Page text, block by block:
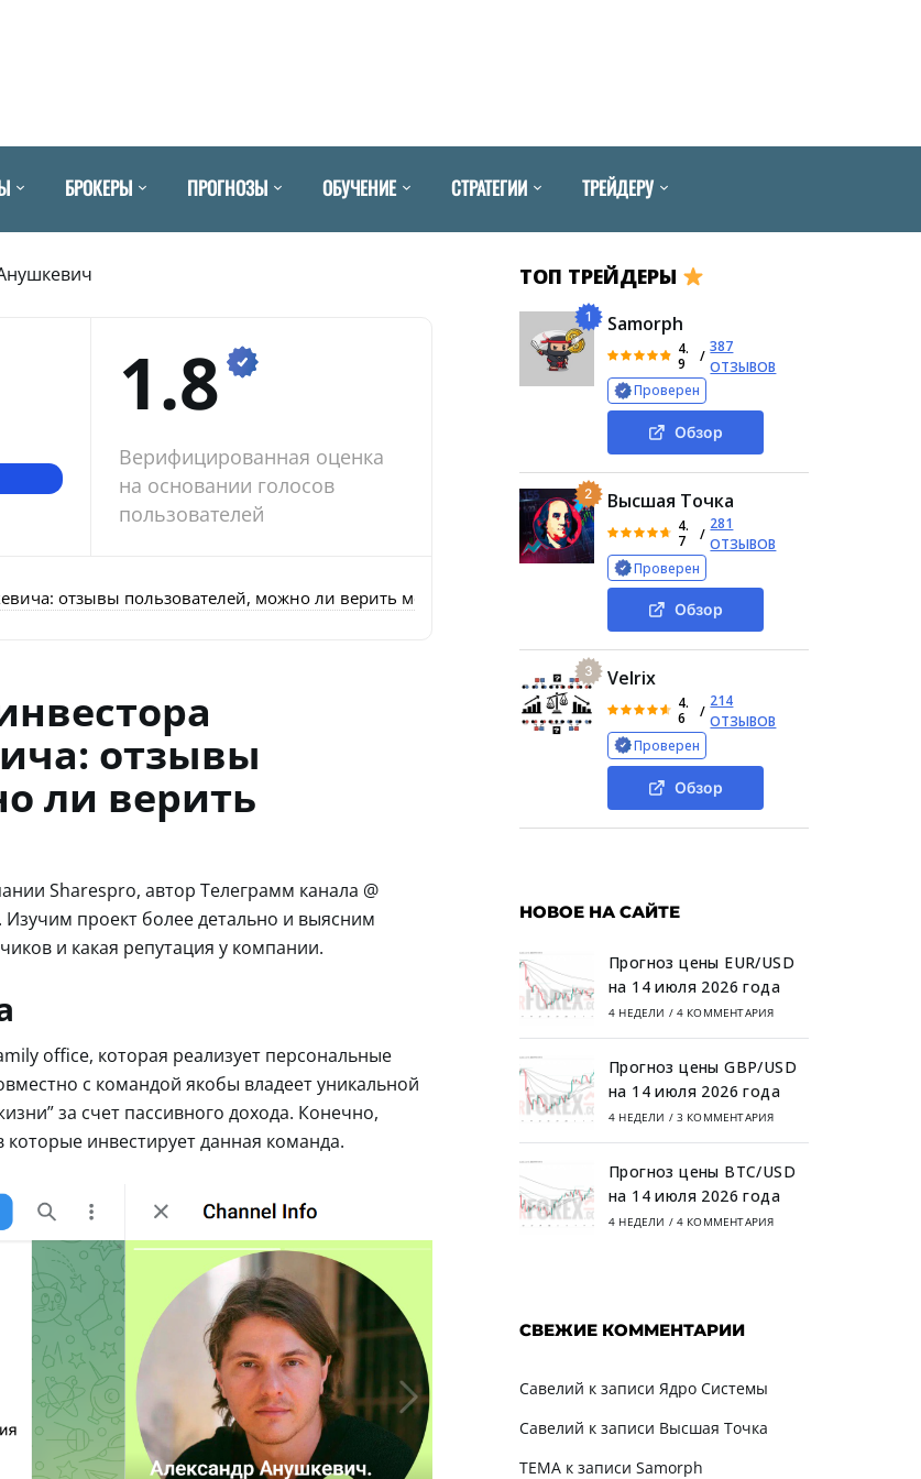
БРОКЕРЫ ПРОГНОЗЫ ОБУЧЕНИЕ СТРАТЕГИИ ТРЕЙДЕРУ
1.8
Верифицированная оценка
на основании голосов
пользователей
отзывы пользователей, можно ли верить ментору Детали работы инвестора Отзывы об
отзывы
ли верить
Sharespro, автор Телеграмм канала @
проект более детально и выясним
и какая репутация у компании.
office, которая реализует персональные
с командой якобы владеет уникальной
за счет пассивного дохода. Конечно,
инвестирует данная команда.
ТОП ТРЕЙДЕРЫ
1 Samorph
4.
9
/
387
ОТЗЫВОВ
Проверен
Обзор
2 Высшая Точка
4.
7
/
281
ОТЗЫВОВ
Проверен
Обзор
3 Velrix
4.
6
/
214
ОТЗЫВОВ
Проверен
Обзор
НОВОЕ НА САЙТЕ
Прогноз цены EUR/USD
на 14 июля 2026 года
4 НЕДЕЛИ / 4 КОММЕНТАРИЯ
Прогноз цены GBP/USD
на 14 июля 2026 года
4 НЕДЕЛИ / 3 КОММЕНТАРИЯ
Прогноз цены BTC/USD
на 14 июля 2026 года
4 НЕДЕЛИ / 4 КОММЕНТАРИЯ
СВЕЖИЕ КОММЕНТАРИИ
Савелий к записи Ядро Системы
Савелий к записи Высшая Точка
TEMAк записи Samorph